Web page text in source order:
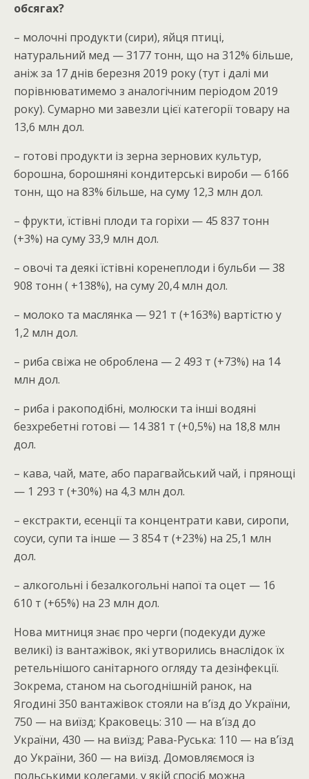
обсягах?
– молочні продукти (сири), яйця птиці,
натуральний мед — 3177 тонн, що на 312% більше,
аніж за 17 днів березня 2019 року (тут і далі ми
порівнюватимемо з аналогічним періодом 2019
року). Сумарно ми завезли цієї категорії товару на
13,6 млн дол.
– готові продукти із зерна зернових культур,
борошна, борошняні кондитерські вироби — 6166
тонн, що на 83% більше, на суму 12,3 млн дол.
– фрукти, їстівні плоди та горіхи — 45 837 тонн
(+3%) на суму 33,9 млн дол.
– овочі та деякі їстівні коренеплоди і бульби — 38
908 тонн ( +138%), на суму 20,4 млн дол.
– молоко та маслянка — 921 т (+163%) вартістю у
1,2 млн дол.
– риба свіжа не оброблена — 2 493 т (+73%) на 14
млн дол.
– риба і ракоподібні, молюски та інші водяні
безхребетні готові — 14 381 т (+0,5%) на 18,8 млн
дол.
– кава, чай, мате, або парагвайський чай, і прянощі
— 1 293 т (+30%) на 4,3 млн дол.
– екстракти, есенцiї та концентрати кави, сиропи,
соуси, супи та інше — 3 854 т (+23%) на 25,1 млн
дол.
– алкогольні і безалкогольні напої та оцет — 16
610 т (+65%) на 23 млн дол.
Нова митниця знає про черги (подекуди дуже
великі) із вантажівок, які утворились внаслідок їх
ретельнішого санітарного огляду та дезінфекції.
Зокрема, станом на сьогоднішній ранок, на
Ягодині 350 вантажівок стояли на в’їзд до України,
750 — на виїзд; Краковець: 310 — на в’їзд до
України, 430 — на виїзд; Рава-Руська: 110 — на в’їзд
до України, 360 — на виїзд. Домовляємося із
польськими колегами, у якій спосіб можна